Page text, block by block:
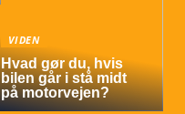
VIDEN
Hvad gør du, hvis
bilen går i stå midt
på motorvejen?